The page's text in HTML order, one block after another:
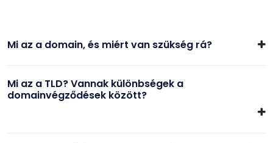
Mi az a domain, és miért van szükség rá?
Mi az a TLD? Vannak különbségek a
domainvégződések között?